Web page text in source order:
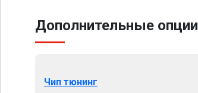
Дополнительные опции
Чип тюнинг